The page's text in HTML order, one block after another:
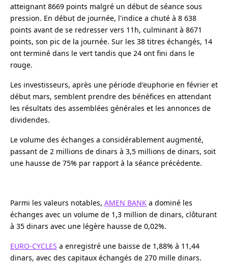
atteignant 8669 points malgré un début de séance sous
pression. En début de journée, l'indice a chuté à 8 638
points avant de se redresser vers 11h, culminant à 8671
points, son pic de la journée. Sur les 38 titres échangés, 14
ont terminé dans le vert tandis que 24 ont fini dans le
rouge.
Les investisseurs, après une période d'euphorie en février et
début mars, semblent prendre des bénéfices en attendant
les résultats des assemblées générales et les annonces de
dividendes.
Le volume des échanges a considérablement augmenté,
passant de 2 millions de dinars à 3,5 millions de dinars, soit
une hausse de 75% par rapport à la séance précédente.
Parmi les valeurs notables, AMEN BANK a dominé les
échanges avec un volume de 1,3 million de dinars, clôturant
à 35 dinars avec une légère hausse de 0,02%.
EURO-CYCLES a enregistré une baisse de 1,88% à 11,44
dinars, avec des capitaux échangés de 270 mille dinars.